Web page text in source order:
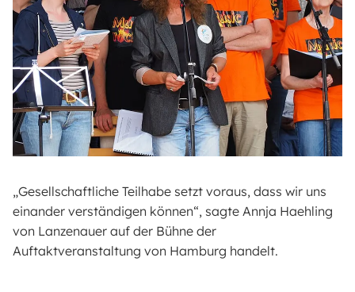
„Gesellschaftliche Teilhabe setzt voraus, dass wir uns
einander verständigen können“, sagte Annja Haehling
von Lanzenauer auf der Bühne der
Auftaktveranstaltung von Hamburg handelt.